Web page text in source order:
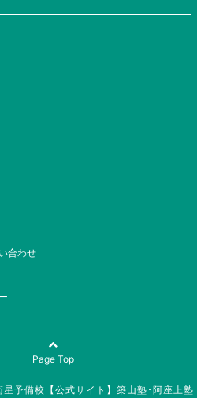
合わせ
Page Top
予備校【公式サイト】築山塾･阿座上塾